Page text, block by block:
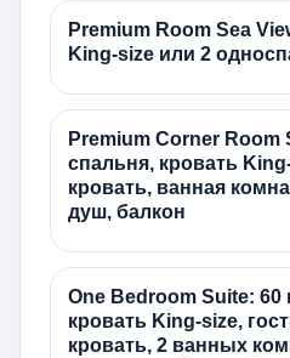
Premium Room Sea
King-size или 2
Premium Corner Room
спальня, кровать
кровать, ванная
душ, балкон
One Bedroom Suite: 60
кровать King-size,
кровать, 2 ванных